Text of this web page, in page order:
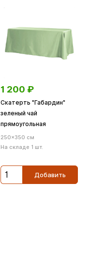
1 200 ₽
Скатерть "Габардин"
зеленый чай
прямоугольная
250×350 см
На складе 1 шт.
Добавить